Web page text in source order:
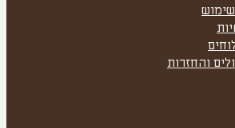
שימוש
והחזרות